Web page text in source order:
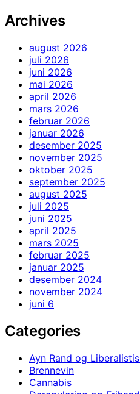
Archives
august 2026
juli 2026
juni 2026
mai 2026
april 2026
mars 2026
februar 2026
januar 2026
desember 2025
november 2025
oktober 2025
september 2025
august 2025
juli 2025
juni 2025
april 2025
mars 2025
februar 2025
januar 2025
desember 2024
november 2024
juni 6
Categories
Ayn Rand og
Brennevin
Cannabis